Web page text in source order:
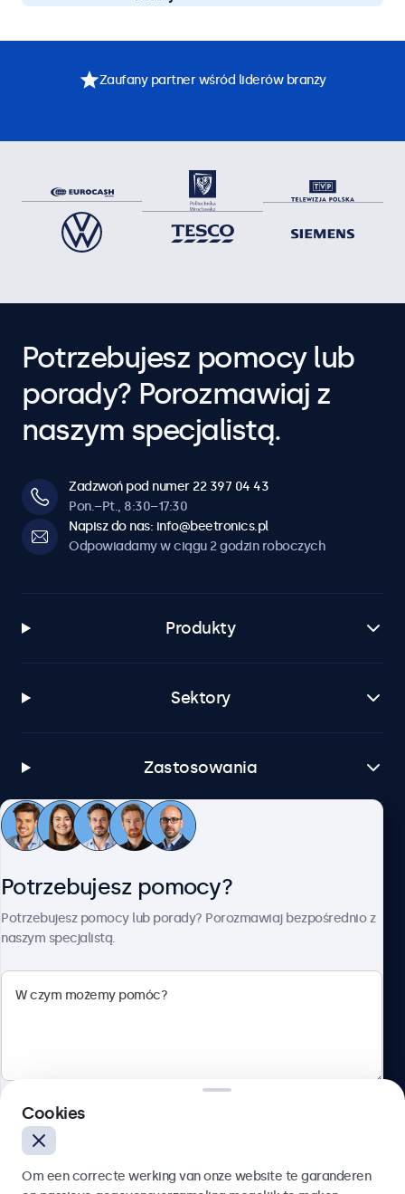
Zaufany partner wśród liderów branży
Potrzebujesz pomocy lub
porady? Porozmawiaj z
naszym specjalistą.
Zadzwoń pod numer 22 397 04 43
Pon.–Pt., 8:30–17:30
Napisz do nas: info@beetronics.pl
Odpowiadamy w ciągu 2 godzin roboczych
Produkty
Sektory
Zastosowania
Obsługa klienta
Polski
Potrzebujesz pomocy?
Potrzebujesz pomocy lub porady? Porozmawiaj bezpośrednio z
naszym specjalistą.
Wyślij
Cookies
Om een correcte werking van onze website te garanderen